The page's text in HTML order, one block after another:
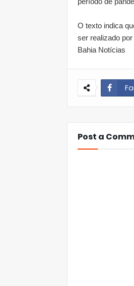
O texto indica
ser realizado
Bahia Notícias
Post a